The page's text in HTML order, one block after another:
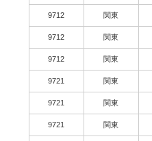
9712 関東
9712 関東
9712 関東
9721 関東
9721 関東
9721 関東